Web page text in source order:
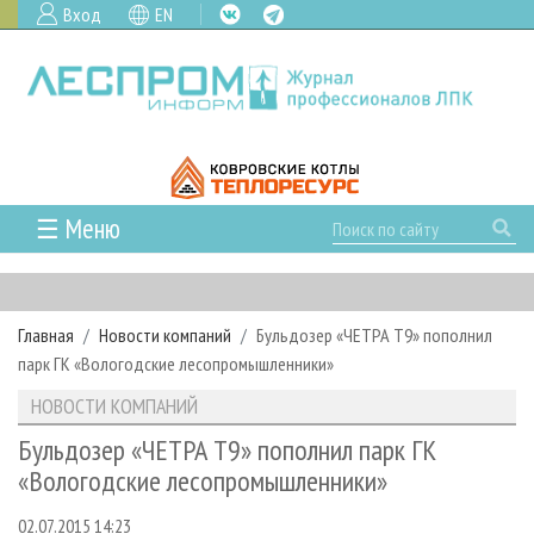
Вход EN
☰ Меню
ГЛАВНАЯ
РУБРИКИ И ТЕМЫ
РУБРИКИ ЖУРНАЛА
ЛЕСНОЕ ХОЗЯЙСТВО
ЛЕСОЗАГОТОВКА
ЛЕСОПИЛЕНИЕ
НОВОСТИ
КАЛЕНДАРЬ СОБЫТИЙ
НОВОСТИ ЛПК
НОВОСТИ ЖУРНАЛА
ПРОЕКТЫ ЛПИ
АНАЛИТИКА
ПРЕДПРИЯТИЯ ЛПК
АРХИВ ЖУРНАЛОВ
О ЖУРНАЛЕ
ПОДПИСКА
РЕКЛАМОДАТЕЛЯМ
Главная Новости компаний
Бульдозер «ЧЕТРА Т9» пополнил
парк ГК «Вологодские лесопромышленники»
НОВОСТИ КОМПАНИЙ
Бульдозер «ЧЕТРА Т9» пополнил парк ГК
«Вологодские лесопромышленники»
02.07.2015 14:23